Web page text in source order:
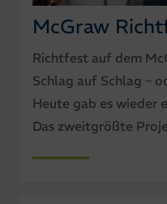
McGraw
Richtfest auf dem
Schlag auf Schlag –
Heute gab es wieder
Das zweitgrößte